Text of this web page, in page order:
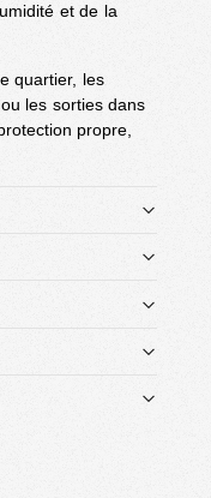
et de la
quartier, les
les sorties dans
propre,